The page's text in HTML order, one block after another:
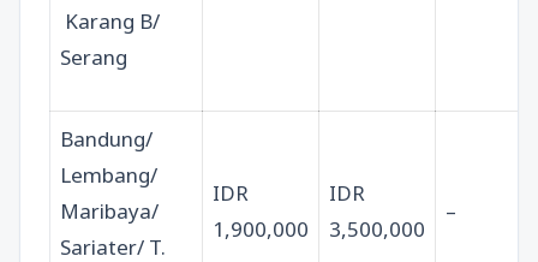
Karang B/
Serang
Bandung/
Lembang/
Maribaya/
Sariater/ T.
IDR
1,900,000
IDR
3,500,000
–